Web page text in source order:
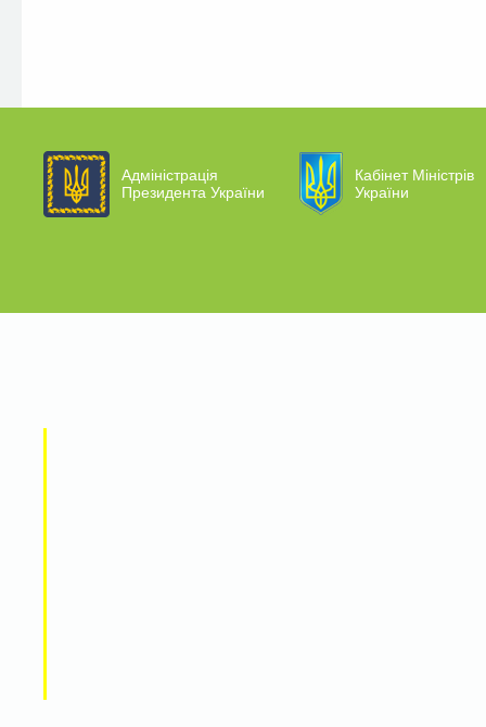
Адміністрація
Президента України
Кабінет Міністрів
України